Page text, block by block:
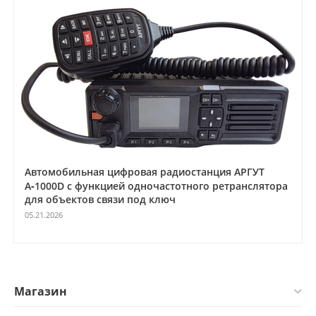
Автомобильная цифровая радиостанция АРГУТ
А‑1000D с функцией одночастотного ретранслятора
для объектов связи под ключ
05.21.2026
Магазин